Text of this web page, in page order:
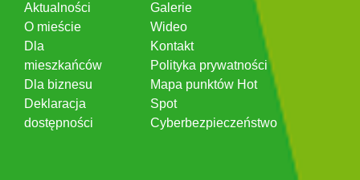
Aktualności
O mieście
Dla
mieszkańców
Dla biznesu
Deklaracja
dostępności
Galerie
Wideo
Kontakt
Polityka prywatności
Mapa punktów Hot
Spot
Cyberbezpieczeństwo